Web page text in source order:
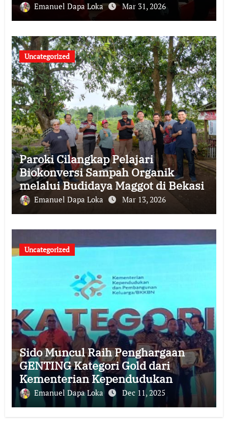
Emanuel Dapa Loka Mar 31, 2026
Uncategorized
Paroki Cilangkap Pelajari
Biokonversi Sampah Organik
melalui Budidaya Maggot di Bekasi
Emanuel Dapa Loka Mar 13, 2026
Uncategorized
Sido Muncul Raih Penghargaan
GENTING Kategori Gold dari
Kementerian Kependudukan
Emanuel Dapa Loka Dec 11, 2025